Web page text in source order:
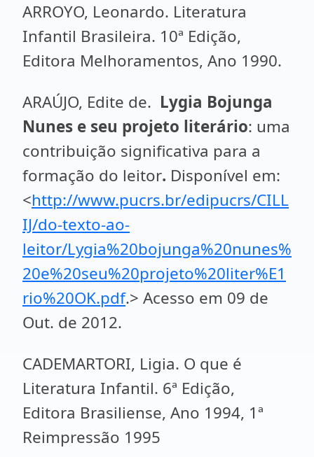
ARROYO, Leonardo. Literatura
Infantil Brasileira. 10ª Edição,
Editora Melhoramentos, Ano 1990.
ARAÚJO, Edite de. Lygia Bojunga
Nunes e seu projeto literário: uma
contribuição significativa para a
formação do leitor. Disponível em:
<http://www.pucrs.br/edipucrs/CILL
IJ/do-texto-ao-
leitor/Lygia%20bojunga%20nunes%
20e%20seu%20projeto%20liter%E1
rio%20OK.pdf.> Acesso em 09 de
Out. de 2012.
CADEMARTORI, Ligia. O que é
Literatura Infantil. 6ª Edição,
Editora Brasiliense, Ano 1994, 1ª
Reimpressão 1995